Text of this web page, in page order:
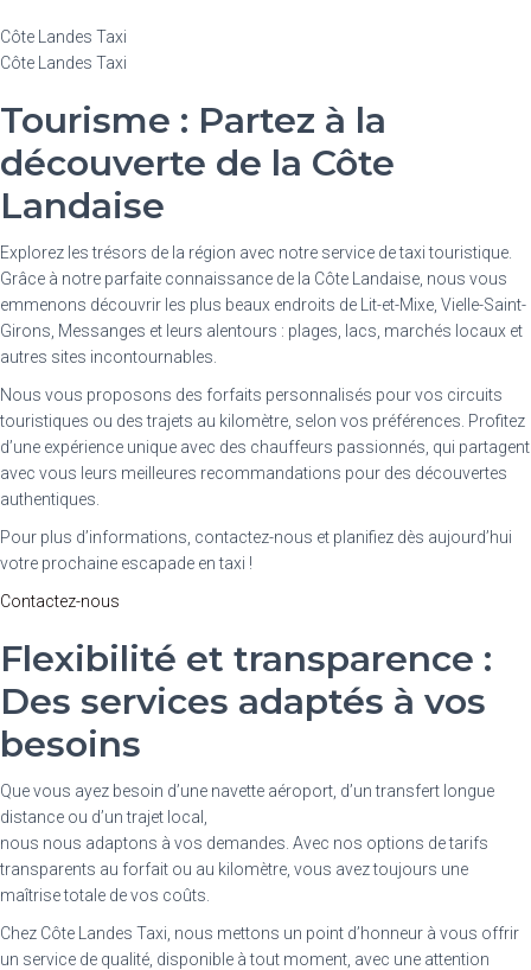
Côte Landes Taxi
Côte Landes Taxi
Tourisme : Partez à la
découverte de la Côte
Landaise
Explorez les trésors de la région avec notre service de taxi touristique.
Grâce à notre parfaite connaissance de la Côte Landaise, nous vous
emmenons découvrir les plus beaux endroits de Lit-et-Mixe, Vielle-Saint-
Girons, Messanges et leurs alentours : plages, lacs, marchés locaux et
autres sites incontournables.
Nous vous proposons des forfaits personnalisés pour vos circuits
touristiques ou des trajets au kilomètre, selon vos préférences. Profitez
d’une expérience unique avec des chauffeurs passionnés, qui partagent
avec vous leurs meilleures recommandations pour des découvertes
authentiques.
Pour plus d’informations, contactez-nous et planifiez dès aujourd’hui
votre prochaine escapade en taxi !
Contactez-nous
Flexibilité et transparence :
Des services adaptés à vos
besoins
Que vous ayez besoin d’une navette aéroport, d’un transfert longue
distance ou d’un trajet local,
nous nous adaptons à vos demandes. Avec nos options de tarifs
transparents au forfait ou au kilomètre, vous avez toujours une
maîtrise totale de vos coûts.
Chez Côte Landes Taxi, nous mettons un point d’honneur à vous offrir
un service de qualité, disponible à tout moment, avec une attention